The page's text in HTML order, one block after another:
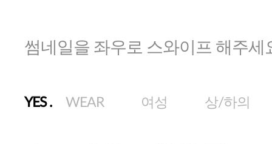
썸네일을 좌우로 스와이프 해주세
YES. WEAR 여성 상/하의